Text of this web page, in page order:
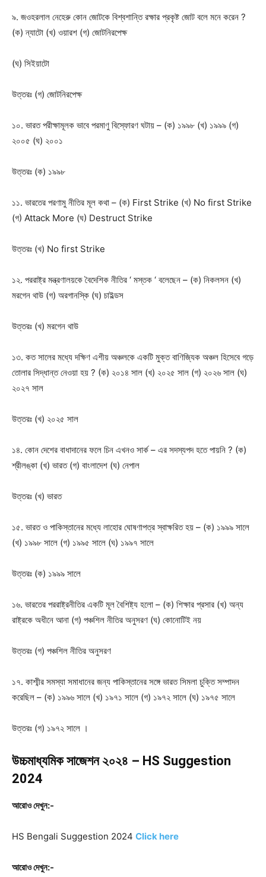
৯. জওহরলাল নেহেরু কোন জোটকে বিশ্বশান্তি রক্ষার প্রকৃষ্ট জোট বলে মনে করেন ?
(ক) ন্যাটো (খ) ওয়ারশ (গ) জোটনিরপেক্ষ
(ঘ) সিইয়াটো
উত্তরঃ (গ) জোটনিরপেক্ষ
১০. ভারত পরীক্ষামূলক ভাবে পরমাণু বিস্ফোরণ ঘটায় – (ক) ১৯৯৮ (খ) ১৯৯৯ (গ)
২০০৫ (ঘ) ২০০১
উত্তরঃ (ক) ১৯৯৮
১১. ভারতের পরণামু নীতির মূল কথা – (ক) First Strike (খ) No first Strike
(গ) Attack More (ঘ) Destruct Strike
উত্তরঃ (খ) No first Strike
১২. পররাষ্ট্র মন্ত্রণালয়কে বৈদেশিক নীতির ‘ মস্তক ‘ বলেছেন – (ক) নিকলসন (খ)
মরগেন থাউ (গ) অরগানস্কি (ঘ) চাইল্ডস
উত্তরঃ (খ) মরগেন থাউ
১৩. কত সালের মধ্যে দক্ষিণ এশীয় অঞ্চলকে একটি মুক্ত বাণিজ্যিক অঞ্চল হিসেবে গড়ে
তোলার সিদ্ধান্ত নেওয়া হয় ? (ক) ২০১৪ সাল (খ) ২০২৫ সাল (গ) ২০২৬ সাল (ঘ)
২০২৭ সাল
উত্তরঃ (খ) ২০২৫ সাল
১৪. কোন দেশের বাধাদানের ফলে চিন এখনও সার্ক – এর সদস্যপদ হতে পায়নি ? (ক)
শ্রীলঙ্কা (খ) ভারত (গ) বাংলাদেশ (ঘ) নেপাল
উত্তরঃ (খ) ভারত
১৫. ভারত ও পাকিস্তানের মধ্যে লাহোর ঘোষণাপত্র স্বাক্ষরিত হয় – (ক) ১৯৯৯ সালে
(খ) ১৯৯৮ সালে (গ) ১৯৯৫ সালে (ঘ) ১৯৯৭ সালে
উত্তরঃ (ক) ১৯৯৯ সালে
১৬. ভারতের পররাষ্ট্রনীতির একটি মূল বৈশিষ্ট্য হলো – (ক) শিক্ষার প্রসার (খ) অন্য
রাষ্ট্রকে অধীনে আনা (গ) পঞ্চশিল নীতির অনুসরণ (ঘ) কোনোটিই নয়
উত্তরঃ (গ) পঞ্চশিল নীতির অনুসরণ
১৭. কাশ্মীর সমস্যা সমাধানের জন্য পাকিস্তানের সঙ্গে ভারত সিমলা চুক্তি সম্পাদন
করেছিল – (ক) ১৯৯৬ সালে (খ) ১৯৭১ সালে (গ) ১৯৭২ সালে (ঘ) ১৯৭৫ সালে
উত্তরঃ (গ) ১৯৭২ সালে ।
উচ্চমাধ্যমিক সাজেশন ২০২৪ – HS Suggestion
2024
আরোও দেখুন:-
HS Bengali Suggestion 2024 Click here
আরোও দেখুন:-